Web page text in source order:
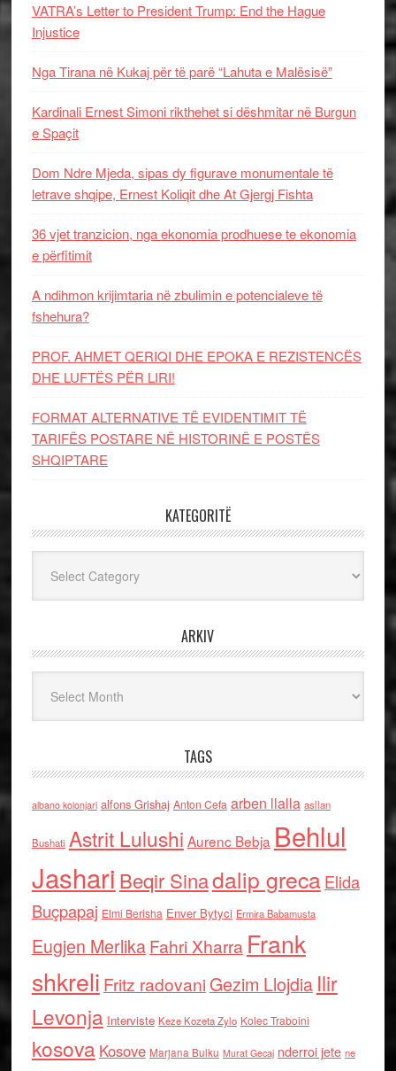
VATRA’s Letter to President Trump: End the Hague
Injustice
Nga Tirana në Kukaj për të parë “Lahuta e Malësisë”
Kardinali Ernest Simoni rikthehet si dëshmitar në Burgun
e Spaçit
Dom Ndre Mjeda, sipas dy figurave monumentale të
letrave shqipe, Ernest Koliqit dhe At Gjergj Fishta
36 vjet tranzicion, nga ekonomia prodhuese te ekonomia
e përfitimit
A ndihmon krijimtaria në zbulimin e potencialeve të
fshehura?
PROF. AHMET QERIQI DHE EPOKA E REZISTENCЁS
DHE LUFTЁS PЁR LIRI!
FORMAT ALTERNATIVE TË EVIDENTIMIT TË
TARIFËS POSTARE NË HISTORINË E POSTËS
SHQIPTARE
KATEGORITË
ARKIV
TAGS
albano kolonjari alfons Grishaj Anton Cefa arben llalla asllan
Bushati Astrit Lulushi Aurenc Bebja Behlul
Jashari Beqir Sinadalip grecaElida
Buçpapaj Elmi Berisha Enver Bytyci Ermira Babamusta
Eugjen MerlikaFahri Xharra Frank
shkreli Fritz radovaniGezim Llojdia Ilir
Levonja Interviste Keze Kozeta Zylo Kolec Traboini
kosova Kosove Marjana Bulku Murat Gecaj nderroi jete ne